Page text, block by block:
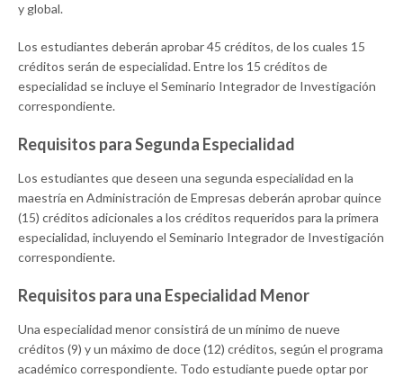
y global.
Los estudiantes deberán aprobar 45 créditos, de los cuales 15
créditos serán de especialidad. Entre los 15 créditos de
especialidad se incluye el Seminario Integrador de Investigación
correspondiente.
Requisitos para Segunda Especialidad
Los estudiantes que deseen una segunda especialidad en la
maestría en Administración de Empresas deberán aprobar quince
(15) créditos adicionales a los créditos requeridos para la primera
especialidad, incluyendo el Seminario Integrador de Investigación
correspondiente.
Requisitos para una Especialidad Menor
Una especialidad menor consistirá de un mínimo de nueve
créditos (9) y un máximo de doce (12) créditos, según el programa
académico correspondiente. Todo estudiante puede optar por